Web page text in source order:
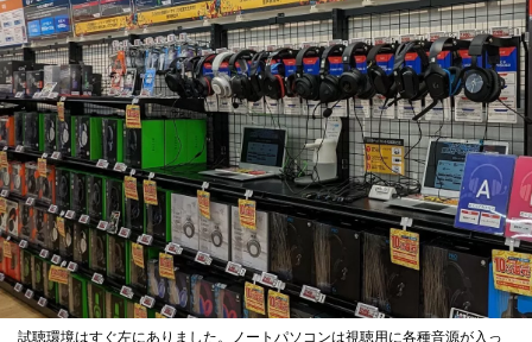
試聴環境はすぐ左にありました。ノートパソコンは視聴用に各種音源が入っ